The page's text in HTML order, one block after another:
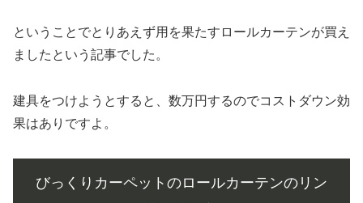
ということでとりあえず用を果たすロールカーテンが買え
ましたという記事でした。
建具をつけようとすると、数万円するのでコストダウン効
果はありですよ。
びっくりカーペットのロールカーテンのリン